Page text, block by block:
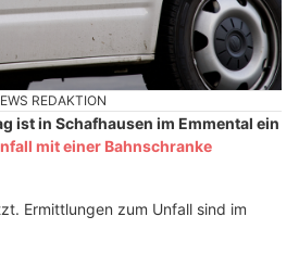
REDAKTION
ist in Schafhausen im Emmental ein
mit einer Bahnschranke
Ermittlungen zum Unfall sind im